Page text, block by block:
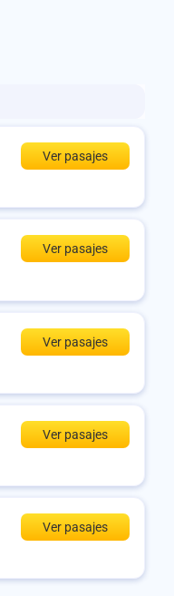
Ver pasajes
Ver pasajes
Ver pasajes
Ver pasajes
Ver pasajes